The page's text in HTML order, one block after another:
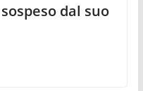
dal suo